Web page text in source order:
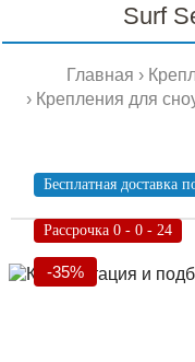
Surf
Главная
Крепления для
-35%
Рассрочка 0 - 0 - 24
Бесплатная доставка